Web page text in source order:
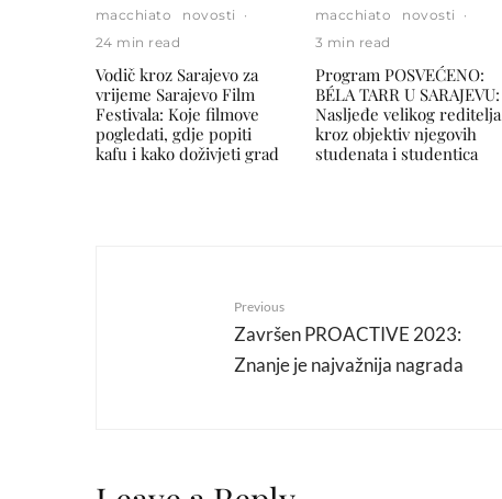
macchiato novosti
·
24 min read
Vodič kroz Sarajevo za
vrijeme Sarajevo Film
Festivala: Koje filmove
pogledati, gdje popiti
kafu i kako doživjeti grad
macchiato novosti
·
3 min read
Program POSVEĆENO:
BÉLA TARR U SARAJEVU:
Nasljeđe velikog reditelja
kroz objektiv njegovih
studenata i studentica
Previous
Završen PROACTIVE 2023:
Znanje je najvažnija nagrada